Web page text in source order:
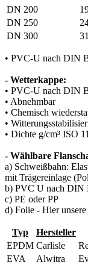
DN 200
DN 250
DN 300
• PVC-U nach DIN
- Wetterkappe:
• PVC-U nach DIN
• Abnehmbar
• Chemisch
•
• Dichte g/cm³ ISO
- Wählbare
a) Schweißbahn:
mit Trägereinlage
b) PVC U nach DIN
c) PE oder PP
d) Folie - Hier
Typ Hersteller
EPDM Carlisle
EVA
Alwitra